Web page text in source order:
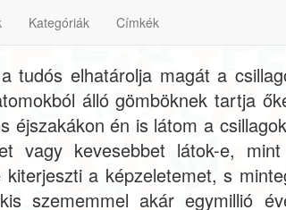
Kategóriák Címkék
tudós elhatárolja magát a
álló gömböknek tartja
éjszakákon én is látom a
vagy kevesebbet látok-e,
a képzeletemet, s
szememmel akár egymillió